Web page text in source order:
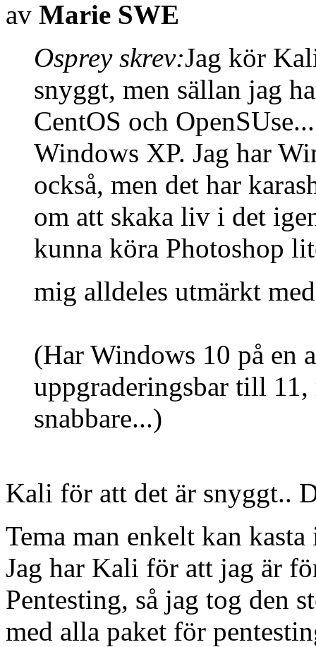
av Marie SWE
Osprey skrev:Jag kör
snyggt, men sällan jag
CentOS och
Windows XP. Jag har
också, men det har
om att skaka liv i det
kunna köra Photoshop
mig alldeles utmärkt
(Har Windows 10 på en
uppgraderingsbar till
snabbare...)
Kali för att det är snyggt..
Tema man enkelt kan
Jag har Kali för att jag är
Pentesting, så jag tog den
med alla paket för